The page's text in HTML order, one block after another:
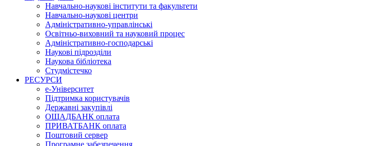
Навчально-наукові інститути та факультети
Навчально-наукові центри
Адміністративно-управлінські
Освітньо-виховний та науковий процес
Адміністративно-господарські
Наукові підрозділи
Наукова бібліотека
Студмістечко
РЕСУРСИ
е-Університет
Підтримка користувачів
Державні закупівлі
ОЩАДБАНК оплата
ПРИВАТБАНК оплата
Поштовий сервер